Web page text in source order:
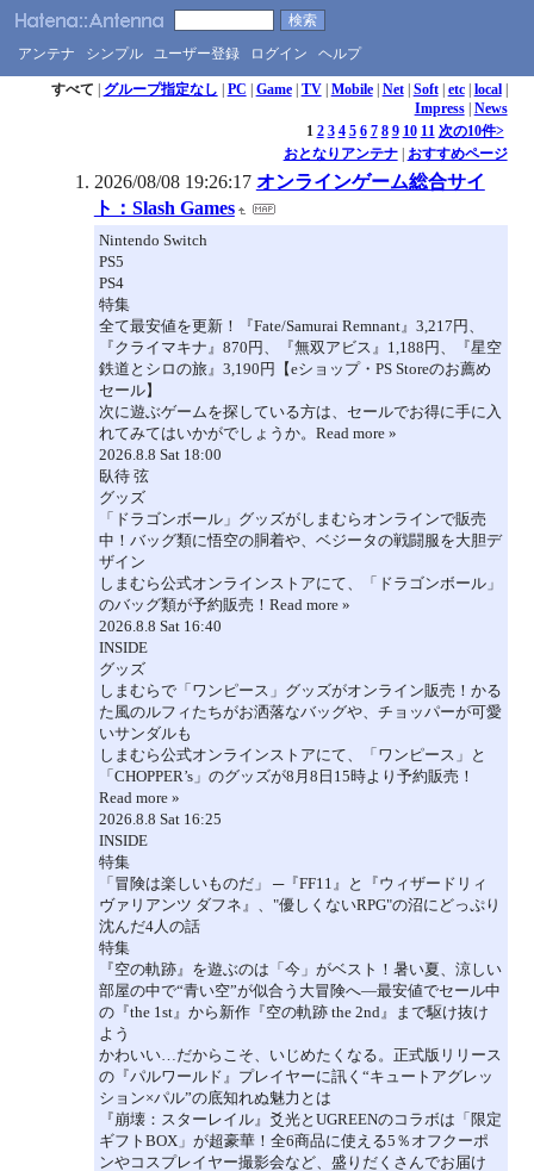
アンテナ シンプル ユーザー登録 ログイン ヘルプ
すべて グループ指定なし PC Game| TV| Mobile| Net| Soft| etc| local|
Impress| News
1 2 3 4 5 6 7 8 9 10 11 次の10件>
おとなりアンテナ| おすすめページ
2026/08/08 19:26:17 オンラインゲーム総合サイ
ト：Slash Games
Nintendo Switch
PS5
PS4
特集
全て最安値を更新！『Fate/Samurai Remnant』3,217円、
『クライマキナ』870円、『無双アビス』1,188円、『星空
鉄道とシロの旅』3,190円【eショップ・PS Storeのお薦め
セール】
次に遊ぶゲームを探している方は、セールでお得に手に入
れてみてはいかがでしょうか。Read more »
2026.8.8 Sat 18:00
臥待 弦
グッズ
「ドラゴンボール」グッズがしまむらオンラインで販売
中！バッグ類に悟空の胴着や、ベジータの戦闘服を大胆デ
ザイン
しまむら公式オンラインストアにて、「ドラゴンボール」
のバッグ類が予約販売！Read more »
2026.8.8 Sat 16:40
INSIDE
グッズ
しまむらで「ワンピース」グッズがオンライン販売！かる
た風のルフィたちがお洒落なバッグや、チョッパーが可愛
いサンダルも
しまむら公式オンラインストアにて、「ワンピース」と
「CHOPPER’s」のグッズが8月8日15時より予約販売！
Read more »
2026.8.8 Sat 16:25
INSIDE
特集
「冒険は楽しいものだ」 ─『FF11』と『ウィザードリィ
ヴァリアンツ ダフネ』、"優しくないRPG"の沼にどっぷり
沈んだ4人の話
特集
『空の軌跡』を遊ぶのは「今」がベスト！暑い夏、涼しい
部屋の中で“青い空”が似合う大冒険へ―最安値でセール中
の『the 1st』から新作『空の軌跡 the 2nd』まで駆け抜け
よう
かわいい…だからこそ、いじめたくなる。正式版リリース
の『パルワールド』プレイヤーに訊く“キュートアグレッ
ション×パル”の底知れぬ魅力とは
『崩壊：スターレイル』爻光とUGREENのコラボは「限定
ギフトBOX」が超豪華！全6商品に使える5％オフクーポ
ンやコスプレイヤー撮影会など、盛りだくさんでお届け